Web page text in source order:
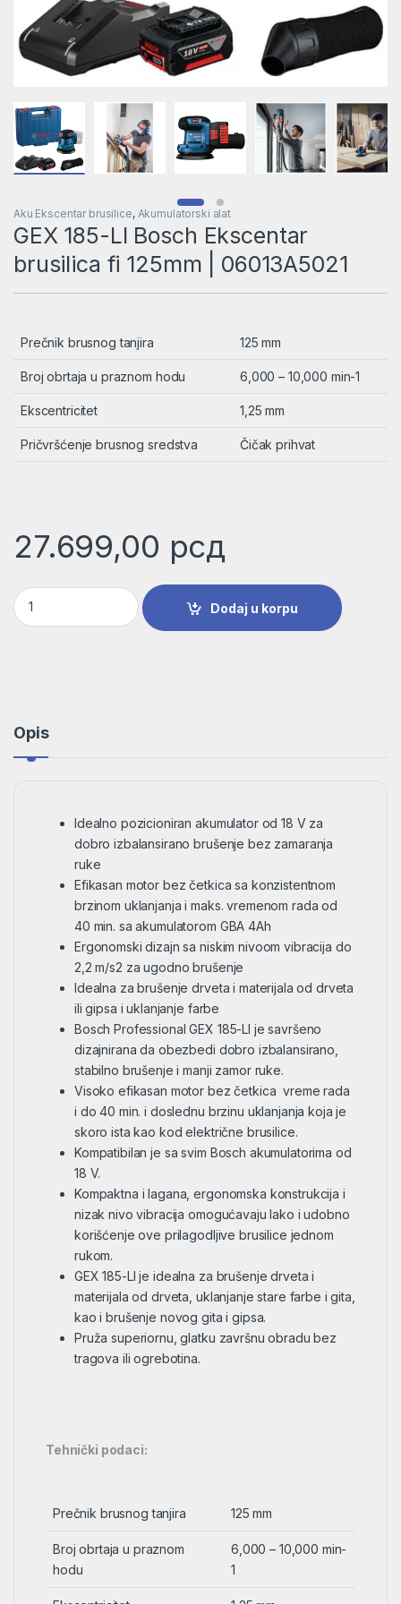
Aku Ekscentar brusilice, Akumulatorski alat
GEX 185-LI Bosch Ekscentar
brusilica fi 125mm | 06013A5021
Prečnik brusnog tanjira 125 mm
Broj obrtaja u praznom hodu 6,000 – 10,000 min-1
Ekscentricitet 1,25 mm
Pričvršćenje brusnog sredstva Čičak prihvat
27.699,00 рсд
GEX 185-LI Bosch Ekscentar brusilica fi 125mm |
Dodaj u korpu
Opis
Idealno pozicioniran akumulator od 18 V za
dobro izbalansirano brušenje bez zamaranja
ruke
Efikasan motor bez četkica sa konzistentnom
brzinom uklanjanja i maks. vremenom rada od
40 min. sa akumulatorom GBA 4Ah
Ergonomski dizajn sa niskim nivoom vibracija do
2,2 m/s2 za ugodno brušenje
Idealna za brušenje drveta i materijala od drveta
ili gipsa i uklanjanje farbe
Bosch Professional GEX 185-LI je savršeno
dizajnirana da obezbedi dobro izbalansirano,
stabilno brušenje i manji zamor ruke.
Visoko efikasan motor bez četkica vreme rada
i do 40 min. i doslednu brzinu uklanjanja koja je
skoro ista kao kod električne brusilice.
Kompatibilan je sa svim Bosch akumulatorima od
18 V.
Kompaktna i lagana, ergonomska konstrukcija i
nizak nivo vibracija omogućavaju lako i udobno
korišćenje ove prilagodljive brusilice jednom
rukom.
GEX 185-LI je idealna za brušenje drveta i
materijala od drveta, uklanjanje stare farbe i gita,
kao i brušenje novog gita i gipsa.
Pruža superiornu, glatku završnu obradu bez
tragova ili ogrebotina.
Tehnički podaci:
Prečnik brusnog tanjira 125 mm
Broj obrtaja u praznom
hodu
6,000 – 10,000 min-
1